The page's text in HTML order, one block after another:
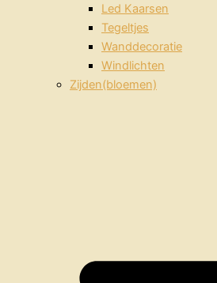
Led Kaarsen
Tegeltjes
Wanddecoratie
Windlichten
Zijden(bloemen)